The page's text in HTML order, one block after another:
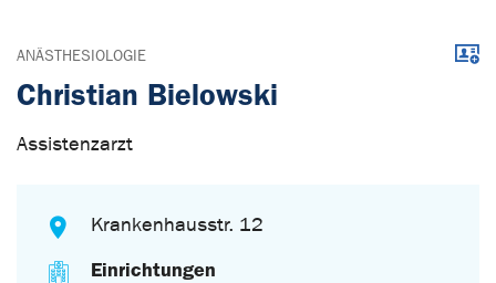
ANÄSTHESIOLOGIE
Christian Bielowski
Assistenzarzt
Krankenhausstr. 12
Einrichtungen